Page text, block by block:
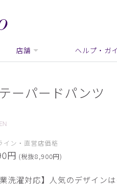
店舗 ヘルプ・ガ
ーパードパンツ
イン・直営店価格
円 (税抜8,900円)
業洗濯対応】人気のデザイン